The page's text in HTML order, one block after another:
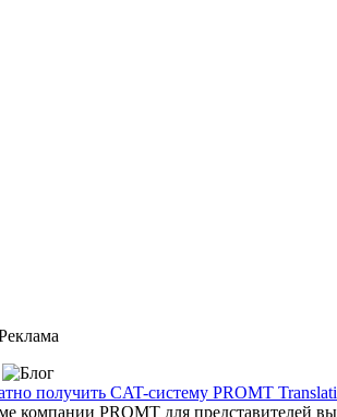
получить CAT-систему PROMT
компании PROMT для представителей